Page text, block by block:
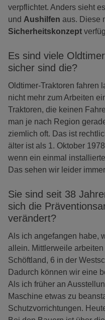
verpflichtet. Anders sieht
und Aushilfen aus. Diese
Sicherheitskonzept
Es sind viele
sicher sind die?
Oldtimer-Traktoren fahren
nicht mehr zum Arbeiten
Traktoren, die keinen
man je nach Region
ziemlich oft. Das ist
älter ist als 1. Oktober
wenn ein einmal
Das sehen wir leider
Sie sind seit 38
sich die
verändert?
Als ich angefangen habe,
allein. Mittlerweile
Schöftland, 6 in der
Dadurch können wir eine
Als ich früher an
Maschine etwas zu
Schutzvorrichtungen.